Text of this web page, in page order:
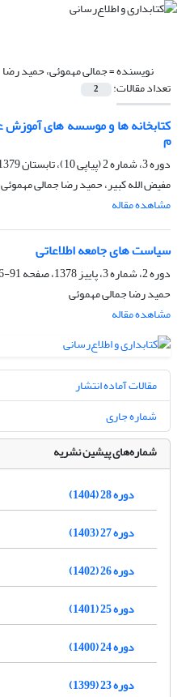
نویسنده =جمالی مهموئی، حمید رضا
تعداد مقالات: 2
م
دوره 3، شماره 2 (پیاپی 10)، تابستان 1379، صفحه
مفیض الله کبیر، حمید رضا جمالی مهموئی
مشاهده مقاله
سیاست های جامعه اطلاعاتی
دوره 2، شماره 3، پاییز 1378، صفحه
91-106
حمید رضا جمالی مهموئی
مشاهده مقاله
مقالات آماده انتشار
شماره جاری
شماره‌های پیشین نشریه
دوره 28 (1404)
دوره 27 (1403)
دوره 26 (1402)
دوره 25 (1401)
دوره 24 (1400)
دوره 23 (1399)